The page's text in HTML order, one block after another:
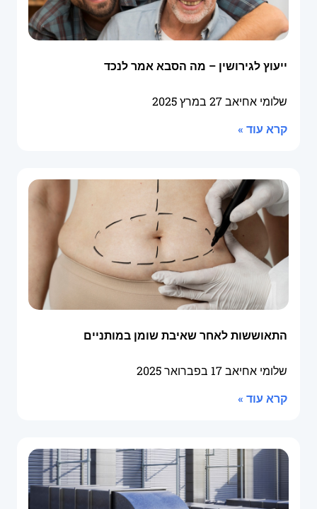
ייעוץ לגירושין – מה הסבא אמר לנכד
שלומי אחיאב27 במרץ 2025
קרא עוד »
התאוששות לאחר שאיבת שומן במותניים
שלומי אחיאב17 בפברואר 2025
קרא עוד »